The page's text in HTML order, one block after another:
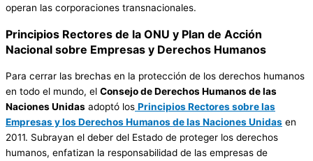
operan las corporaciones transnacionales.
Principios Rectores de la ONU y Plan de Acción
Nacional sobre Empresas y Derechos Humanos
Para cerrar las brechas en la protección de los derechos humanos
en todo el mundo, el Consejo de Derechos Humanos de las
Naciones Unidas adoptó los Principios Rectores sobre las
Empresas y los Derechos Humanos de las Naciones Unidas en
2011. Subrayan el deber del Estado de proteger los derechos
humanos, enfatizan la responsabilidad de las empresas de